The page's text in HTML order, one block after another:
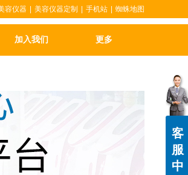
加入我们 更多
容仪器 美容仪器定制 手机站 蜘蛛地图
客
服
中